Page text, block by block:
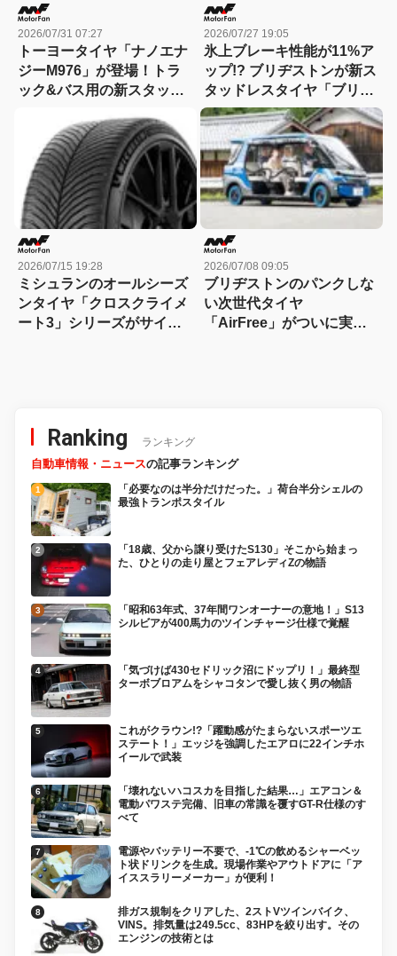
2026/07/31 07:27
トーヨータイヤ「ナノエナ
ジーM976」が登場！トラ
ック&バス用の新スタッド
耗&氷雪性能を高いレベル
で両立
2026/07/27 19:05
氷上ブレーキ性能が11%ア
ップ!? ブリヂストンが新ス
タッドレスタイヤ「ブリザ
ック アイスピーク」を発
表！
2026/07/15 19:28
ミシュランのオールシーズ
ンタイヤ「クロスクライメ
ート3」シリーズがサイズ
2026/07/08 09:05
ブリヂストンのパンクしな
い次世代タイヤ
「AirFree」がついに実用
Ranking ランキング
自動車情報・ニュースの記事ランキング
「必要なのは半分だけだった。」荷台半分シェルの
最強トランポスタイル
「18歳、父から譲り受けたS130」そこから始まっ
た、ひとりの走り屋とフェアレディZの物語
「昭和63年式、37年間ワンオーナーの意地！」S13
シルビアが400馬力のツインチャージ仕様で覚醒
「気づけば430セドリック沼にドップリ！」最終型
ターボブロアムをシャコタンで愛し抜く男の物語
これがクラウン!?「躍動感がたまらないスポーツエ
ステート！」エッジを強調したエアロに22インチホ
イールで武装
「壊れないハコスカを目指した結果…」エアコン＆
電動パワステ完備、旧車の常識を覆すGT-R仕様のす
べて
電源やバッテリー不要で、-1℃の飲めるシャーベッ
ト状ドリンクを生成。現場作業やアウトドアに「ア
イススラリーメーカー」が便利！
排ガス規制をクリアした、2ストVツインバイク、
VINS。排気量は249.5cc、83HPを絞り出す。その
エンジンの技術とは